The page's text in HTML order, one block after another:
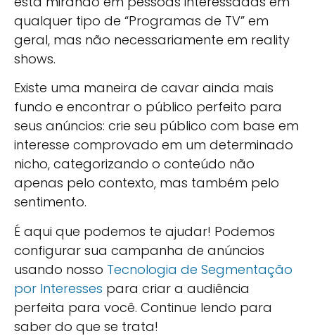
qualquer tipo de “Programas de TV” em
geral, mas não necessariamente em reality
shows.
Existe uma maneira de cavar ainda mais
fundo e encontrar o público perfeito para
seus anúncios: crie seu público com base em
interesse comprovado em um determinado
nicho, categorizando o conteúdo não
apenas pelo contexto, mas também pelo
sentimento.
É aqui que podemos te ajudar! Podemos
configurar sua campanha de anúncios
usando nosso Tecnologia de Segmentação
por Interesses para criar a audiência
perfeita para você. Continue lendo para
saber do que se trata!